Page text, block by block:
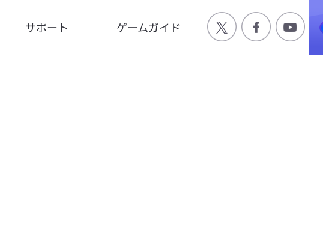
サポート
FAQ
ゲームガイド
ゲーム特徴